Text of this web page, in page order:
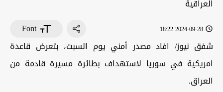
2024-09-28 18:22
Font
شفق نيوز/ افاد مصدر أمني يوم السبت، بتعرض قاعدة
امريكية في سوريا لاستهداف بطائرة مسيرة قادمة من
العراق.